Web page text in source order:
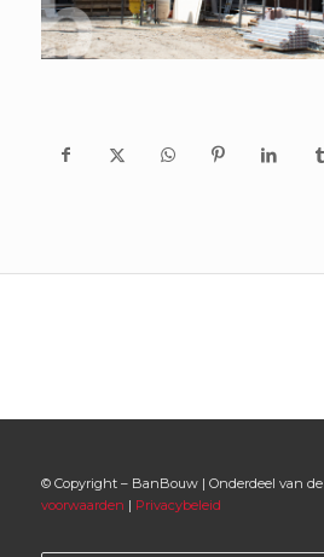
© Copyright – BanBouw | Onderdeel van de
voorwaarden | Privacybeleid